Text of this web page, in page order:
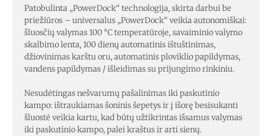
Patobulinta „PowerDock“ technologija, skirta darbui be
priežiūros – universalus „PowerDock“ veikia autonomiškai:
šluosčių valymas 100 °C temperatūroje, savaiminio valymo
skalbimo lenta, 100 dienų automatinis ištuštinimas,
džiovinimas karštu oru, automatinis ploviklio papildymas,
vandens papildymas / išleidimas su prijungimo rinkiniu.
Nesudėtingas nešvarumų pašalinimas iki paskutinio
kampo: ištraukiamas šoninis šepetys ir į išorę besisukanti
šluostė veikia kartu, kad būtų užtikrintas išsamus valymas
iki paskutinio kampo, palei kraštus ir arti sienų.